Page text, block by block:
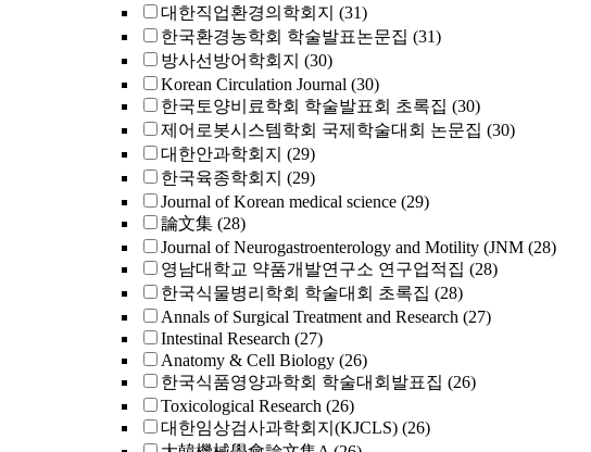
대한직업환경의학회지 (31)
한국환경농학회 학술발표논문집 (31)
방사선방어학회지 (30)
Korean Circulation Journal (30)
한국토양비료학회 학술발표회 초록집 (30)
제어로봇시스템학회 국제학술대회 논문집 (30)
대한안과학회지 (29)
한국육종학회지 (29)
Journal of Korean medical science (29)
論文集 (28)
Journal of Neurogastroenterology and Motility (JNM (28)
영남대학교 약품개발연구소 연구업적집 (28)
한국식물병리학회 학술대회 초록집 (28)
Annals of Surgical Treatment and Research (27)
Intestinal Research (27)
Anatomy & Cell Biology (26)
한국식품영양과학회 학술대회발표집 (26)
Toxicological Research (26)
대한임상검사과학회지(KJCLS) (26)